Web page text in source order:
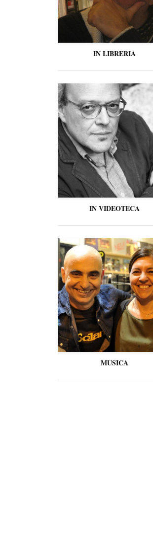
IN LIBRERIA
IN VIDEOTECA
MUSICA